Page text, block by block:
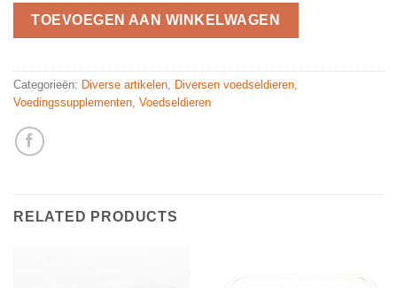
TOEVOEGEN AAN WINKELWAGEN
Categorieën: Diverse artikelen Diversen voedseldieren
Voedingssupplementen Voedseldieren
RELATED PRODUCTS